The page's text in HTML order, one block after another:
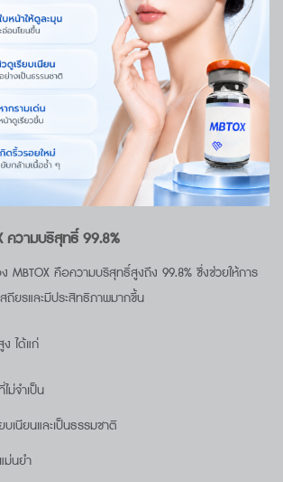
ความบริสุทธิ์ 99.8%
MBTOX คือความบริสุทธิ์สูงถึง 99.8% ซึ่งช่วยให้การ
ถียรและมีประสิทธิภาพมากขึ้น
ได้แก่
ม่จำเป็น
เนียนและเป็นธรรมชาติ
ม่นยำ